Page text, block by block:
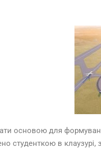
основою для
студенткою в